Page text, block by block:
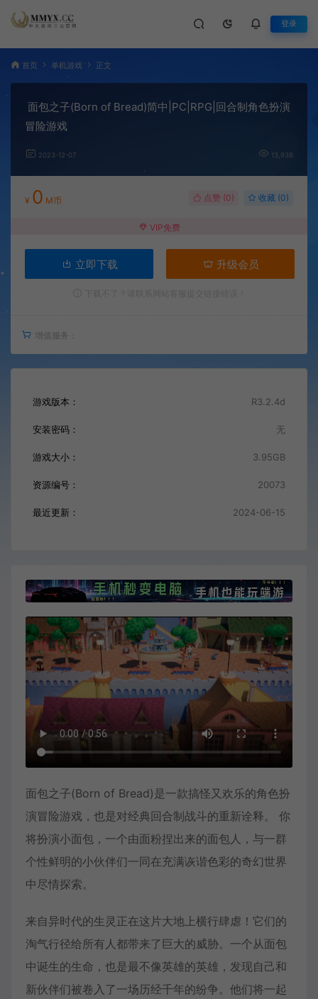
登录
首页 单机游戏 正文
面包之子(Born of Bread)简中|PC|RPG|回合制角色扮演
冒险游戏
2023-12-07 13,938
¥ 0 M币 点赞 (0) 收藏 (0)
VIP免费
立即下载 升级会员
增值服务：
游戏版本： R3.2.4d
安装密码： 无
游戏大小： 3.95GB
资源编号： 20073
最近更新： 2024-06-15
面包之子(Born of Bread)是一款搞怪又欢乐的角色扮
演冒险游戏，也是对经典回合制战斗的重新诠释。 你
将扮演小面包，一个由面粉捏出来的面包人，与一群
个性鲜明的小伙伴们一同在充满诙谐色彩的奇幻世界
中尽情探索。
来自异时代的生灵正在这片大地上横行肆虐！它们的
淘气行径给所有人都带来了巨大的威胁。一个从面包
中诞生的生命，也是最不像英雄的英雄，发现自己和
新伙伴们被卷入了一场历经千年的纷争。他们将一起